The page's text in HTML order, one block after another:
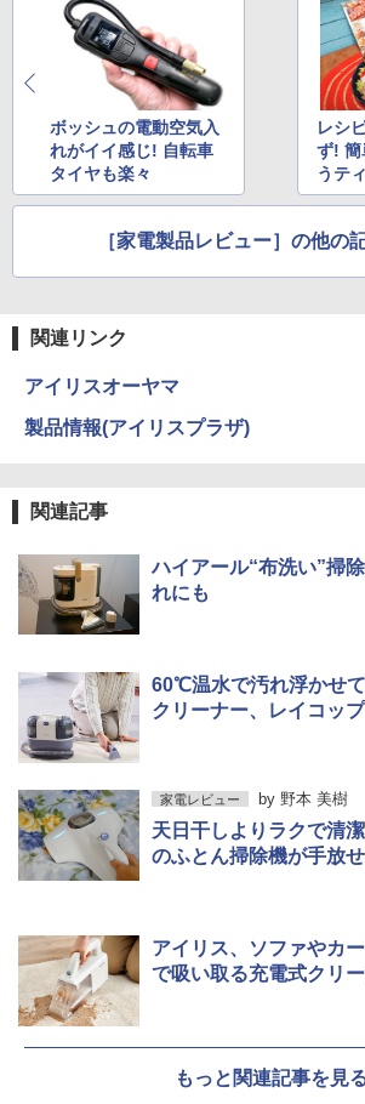
ボッシュの電動空気入
れがイイ感じ! 自転車
タイヤも楽々
レシ
ず! 簡
うテ
力鍋
［家電製品レビュー］の他の
関連リンク
アイリスオーヤマ
製品情報(アイリスプラザ)
関連記事
ハイアール“布洗い”掃
れにも
60℃温水で汚れ浮かせ
クリーナー、レイコップ
家電レビュー by 野本 美樹
天日干しよりラクで清
のふとん掃除機が手放
アイリス、ソファやカ
で吸い取る充電式クリ
もっと関連記事を見